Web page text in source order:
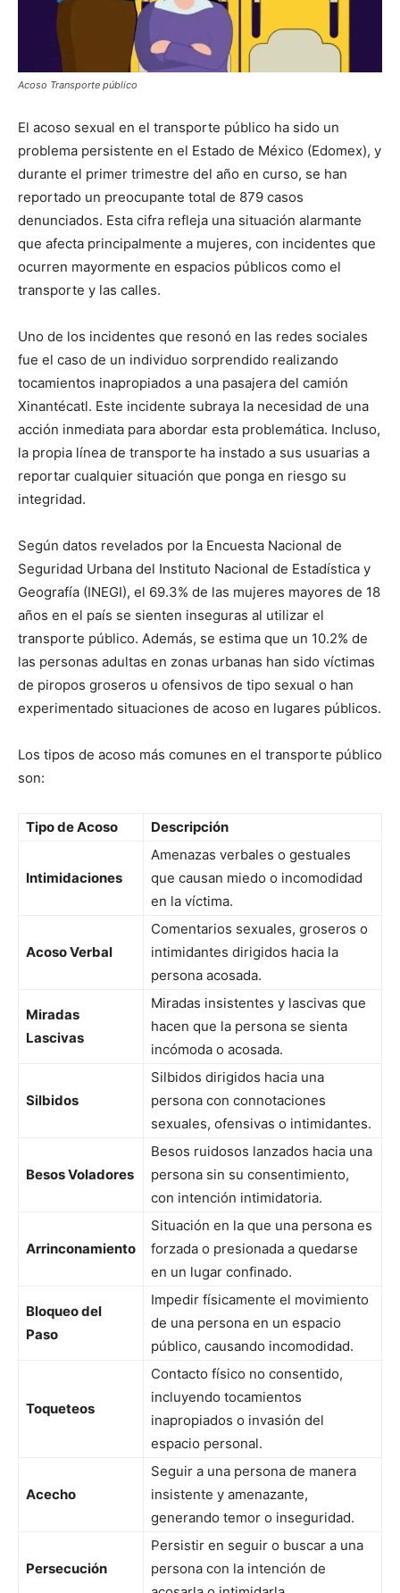
Acoso Transporte público
El acoso sexual en el transporte público ha sido un
problema persistente en el Estado de México (Edomex), y
durante el primer trimestre del año en curso, se han
reportado un preocupante total de 879 casos
denunciados. Esta cifra refleja una situación alarmante
que afecta principalmente a mujeres, con incidentes que
ocurren mayormente en espacios públicos como el
transporte y las calles.
Uno de los incidentes que resonó en las redes sociales
fue el caso de un individuo sorprendido realizando
tocamientos inapropiados a una pasajera del camión
Xinantécatl. Este incidente subraya la necesidad de una
acción inmediata para abordar esta problemática. Incluso,
la propia línea de transporte ha instado a sus usuarias a
reportar cualquier situación que ponga en riesgo su
integridad.
Según datos revelados por la Encuesta Nacional de
Seguridad Urbana del Instituto Nacional de Estadística y
Geografía (INEGI), el 69.3% de las mujeres mayores de 18
años en el país se sienten inseguras al utilizar el
transporte público. Además, se estima que un 10.2% de
las personas adultas en zonas urbanas han sido víctimas
de piropos groseros u ofensivos de tipo sexual o han
experimentado situaciones de acoso en lugares públicos.
Los tipos de acoso más comunes en el transporte público
son:
Tipo de Acoso Descripción
Intimidaciones
Amenazas verbales o gestuales
que causan miedo o incomodidad
en la víctima.
Acoso Verbal
Comentarios sexuales, groseros o
intimidantes dirigidos hacia la
persona acosada.
Miradas
Lascivas
Miradas insistentes y lascivas que
hacen que la persona se sienta
incómoda o acosada.
Silbidos
Silbidos dirigidos hacia una
persona con connotaciones
sexuales, ofensivas o intimidantes.
Besos Voladores
Besos ruidosos lanzados hacia una
persona sin su consentimiento,
con intención intimidatoria.
Arrinconamiento
Situación en la que una persona es
forzada o presionada a quedarse
en un lugar confinado.
Bloqueo del
Paso
Impedir físicamente el movimiento
de una persona en un espacio
público, causando incomodidad.
Toqueteos
Contacto físico no consentido,
incluyendo tocamientos
inapropiados o invasión del
espacio personal.
Acecho
Seguir a una persona de manera
insistente y amenazante,
generando temor o inseguridad.
Persecución
Persistir en seguir o buscar a una
persona con la intención de